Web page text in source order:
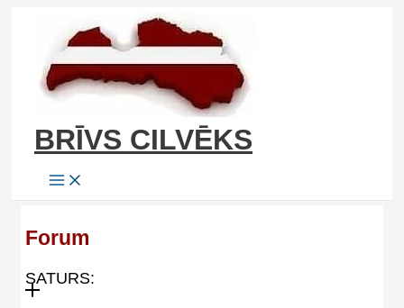
content
BRĪVS CILVĒKS
Forum
SATURS: